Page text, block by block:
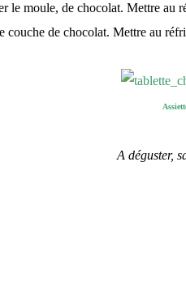
le moule, de chocolat. Mettre au
couche de chocolat. Mettre au
A déguster,